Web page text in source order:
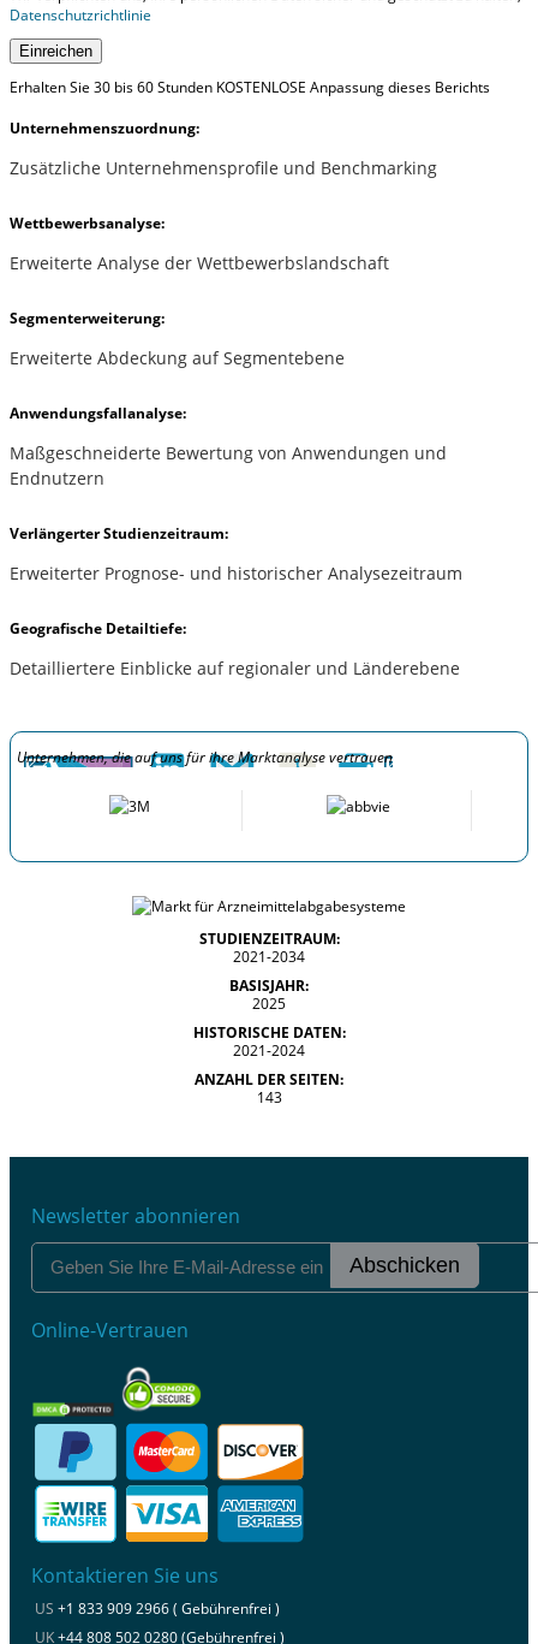
Datenschutzrichtlinie
Einreichen
Erhalten Sie 30 bis 60 Stunden KOSTENLOSE Anpassung dieses Berichts
Unternehmenszuordnung:
Zusätzliche Unternehmensprofile und Benchmarking
Wettbewerbsanalyse:
Erweiterte Analyse der Wettbewerbslandschaft
Segmenterweiterung:
Erweiterte Abdeckung auf Segmentebene
Anwendungsfallanalyse:
Maßgeschneiderte Bewertung von Anwendungen und
Endnutzern
Verlängerter Studienzeitraum:
Erweiterter Prognose- und historischer Analysezeitraum
Geografische Detailtiefe:
Detailliertere Einblicke auf regionaler und Länderebene
Unternehmen, die auf uns für ihre Marktanalyse vertrauen
STUDIENZEITRAUM:
2021-2034
BASISJAHR:
2025
HISTORISCHE DATEN:
2021-2024
ANZAHL DER SEITEN:
143
Newsletter abonnieren
Abschicken
Online-Vertrauen
Kontaktieren Sie uns
US +1 833 909 2966 ( Gebührenfrei )
UK+44 808 502 0280 (Gebührenfrei )